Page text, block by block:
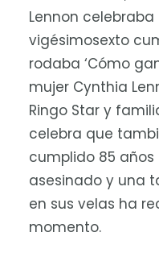
Lennon
vigésimosexto
rodaba ‘Cómo
mujer Cynthia
Ringo Star y
celebra que
cumplido 85
asesinado y una
en sus velas ha
momento.